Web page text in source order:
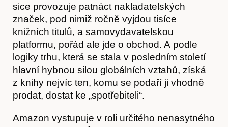
Akce
sice provozuje patnáct nakladatelských
značek, pod nimiž ročně vyjdou tisíce
knižních titulů, a samovydavatelskou
platformu, pořád ale jde o obchod. A podle
logiky trhu, která se stala v posledním století
hlavní hybnou silou globálních vztahů, získá
z knihy nejvíc ten, komu se podaří ji vhodně
prodat, dostat ke „spotřebiteli“.
Amazon vystupuje v roli určitého nenasytného